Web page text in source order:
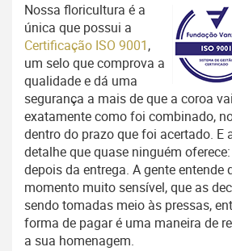
Nossa floricultura é a
única que possui a
Certificação ISO 9001,
um selo que comprova a
qualidade e dá uma
segurança a mais de que a coroa
exatamente como foi combinado,
dentro do prazo que foi acertado. E
detalhe que quase ninguém
depois da entrega. A gente entende
momento muito sensível, que as
sendo tomadas meio às pressas,
forma de pagar é uma maneira de
a sua homenagem.